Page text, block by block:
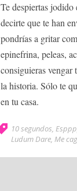
Te despiertas jodido
decirte que te han
pondrías a gritar
epinefrina, peleas,
consiguieras vengar
la historia. Sólo te
en tu casa.
10 segundos,
Ludum Dare, Me